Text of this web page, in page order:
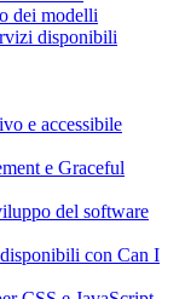
dei modelli
disponibili
e accessibile
e Graceful
del software
con Can I